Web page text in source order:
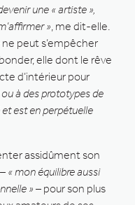
une « artiste »,
» , me dit-elle.
peut s’empêcher
elle dont le rêve
d’intérieur pour
à des prototypes de
et est en perpétuelle
assidûment son
« mon équilibre aussi
» – pour son plus